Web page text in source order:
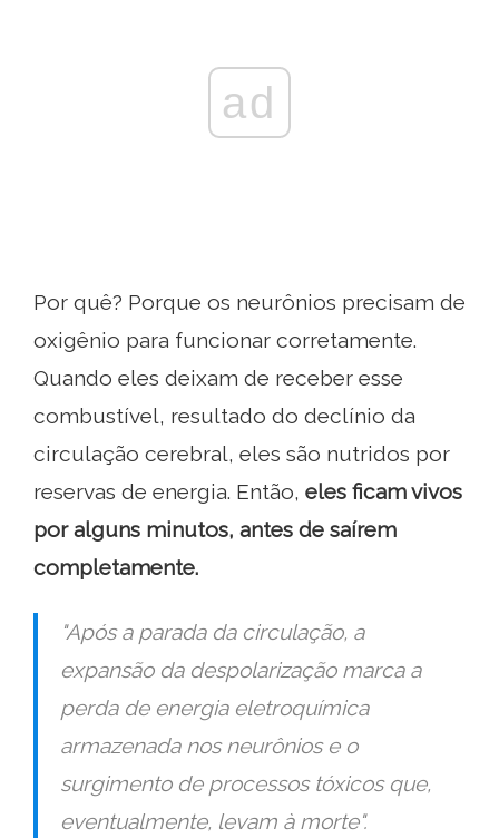
ad
Por quê? Porque os neurônios precisam de
oxigênio para funcionar corretamente.
Quando eles deixam de receber esse
combustível, resultado do declínio da
circulação cerebral, eles são nutridos por
reservas de energia. Então, eles ficam vivos
por alguns minutos, antes de saírem
completamente.
"Após a parada da circulação, a
expansão da despolarização marca a
perda de energia eletroquímica
armazenada nos neurônios e o
surgimento de processos tóxicos que,
eventualmente, levam à morte".